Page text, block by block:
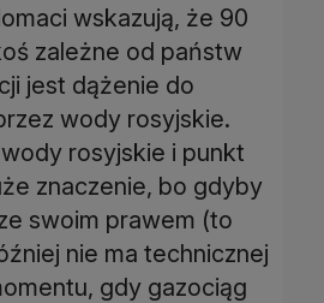
wskazują, że 90
zależne od państw
jest dążenie do
wody rosyjskie.
rosyjskie i punkt
znaczenie, bo gdyby
swoim prawem (to
nie ma technicznej
gdy gazociąg